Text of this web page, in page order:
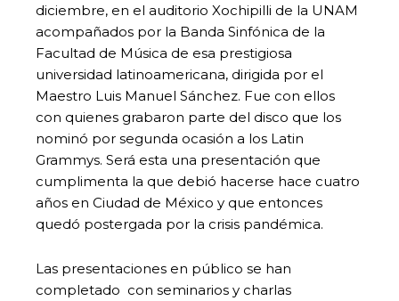
diciembre, en el auditorio Xochipilli de la UNAM
acompañados por la Banda Sinfónica de la
Facultad de Música de esa prestigiosa
universidad latinoamericana, dirigida por el
Maestro Luis Manuel Sánchez. Fue con ellos
con quienes grabaron parte del disco que los
nominó por segunda ocasión a los Latin
Grammys. Será esta una presentación que
cumplimenta la que debió hacerse hace cuatro
años en Ciudad de México y que entonces
quedó postergada por la crisis pandémica.
Las presentaciones en público se han
completado con seminarios y charlas